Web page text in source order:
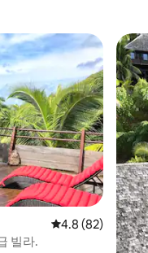
평점 4.8점(5점
4.8 (82)
빌라.